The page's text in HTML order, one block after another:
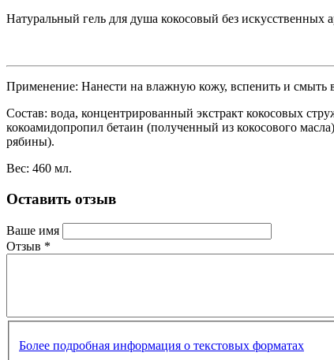
Натуральный гель для душа кокосовый без искусственных
Применение: Нанести на влажную кожу, вспенить и смыть
Состав: вода, концентрированный экстракт кокосовых
кокоамидопропил бетаин (полученный из кокосового
рябины).
Вес: 460 мл.
Оставить отзыв
Ваше имя
Отзыв *
Более подробная информация о текстовых форматах